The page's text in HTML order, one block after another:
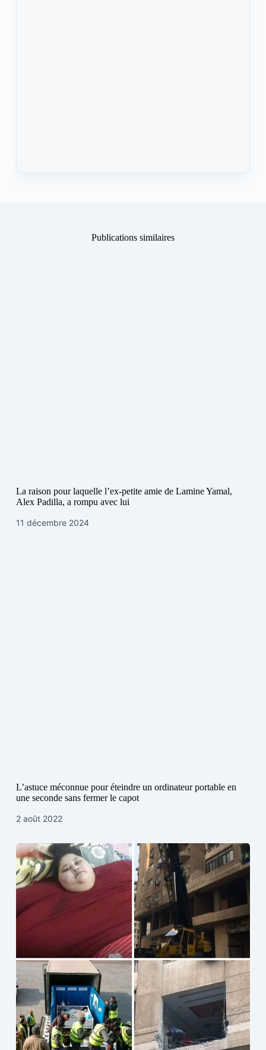
Publications similaires
La raison pour laquelle l’ex-petite amie de Lamine Yamal,
Alex Padilla, a rompu avec lui
11 décembre 2024
L’astuce méconnue pour éteindre un ordinateur portable en
une seconde sans fermer le capot
2 août 2022